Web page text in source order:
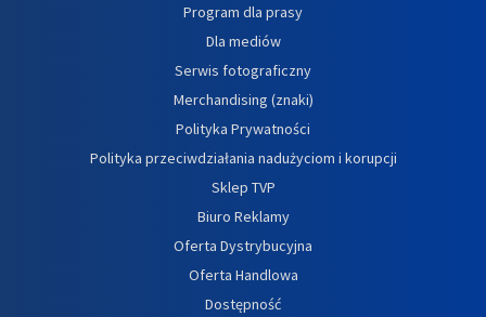
Program dla prasy
Dla mediów
Serwis fotograficzny
Merchandising (znaki)
Polityka Prywatności
Polityka przeciwdziałania nadużyciom i korupcji
Sklep TVP
Biuro Reklamy
Oferta Dystrybucyjna
Oferta Handlowa
Dostępność